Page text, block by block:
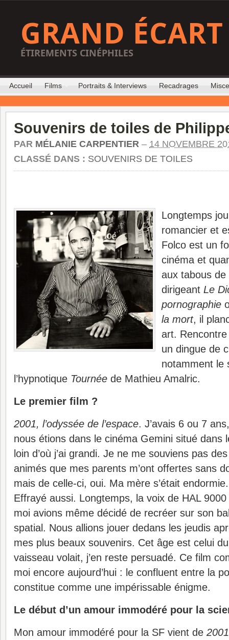
GRAND ÉCART
ÉTIREMENTS CINÉPHILES
Accueil Films Portraits & Interviews Recadrages
Souvenirs de toiles de
PAR MÉLANIE CARPENTIER – 14 NOVEMBRE
CLASSÉ DANS : SOUVENIRS DE TOILES
Longtemps
romancier et
Folco est un
cinéma et
aux tabous
dirigeant Le
pornographie
la mort, il
art.
un dingue de
notamment le
l’hypnotique Tournée de Mathieu Amalric.
Le premier film ?
2001, l’odyssée de l’espace. J’avais 6 ou 7
nous étions dans le cinéma Gemini situé dans
loin d’où j’ai grandi. Je ne me souviens pas
animés que mes parents m’ont offertes sans
mais de celle-ci, oui. Ma mère s’était
Effrayé aussi. Longtemps, la voix de HAL
moi avions même décidé de recréer sur son
spatial. Nous allions jouer dedans les jeudis
mes plus beaux souvenirs. Cet âge est celui
vaisseau volait, j’en reste persuadé. Ce film
moi encore aujourd’hui : le confluent entre la
constitue comme une impérissable énigme.
Le début d’un amour immodéré pour la
Mon amour immodéré pour la SF vient de 2001